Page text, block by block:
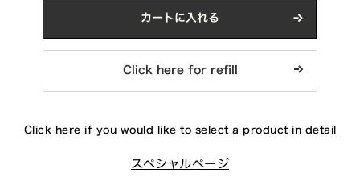
カートに入れる
Click here for refill
Click here if you would like to select a product in detail
スペシャルページ